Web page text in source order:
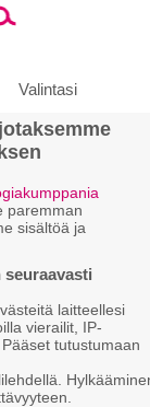
40
– hanki
Valintasi
paremman
sisältöä ja
laitteellesi
vierailit, IP-
tutustumaan